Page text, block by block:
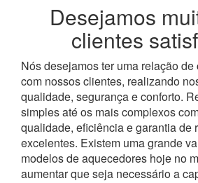
Desejamos
clientes
Nós desejamos ter uma relação
com nossos clientes, realizando
qualidade, segurança e conforto.
simples até os mais complexos
qualidade, eficiência e garantia de
excelentes. Existem uma grande
modelos de aquecedores hoje no
aumentar que seja necessário a